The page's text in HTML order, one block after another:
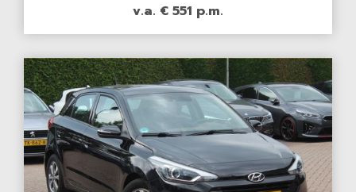
v.a. € 551 p.m.